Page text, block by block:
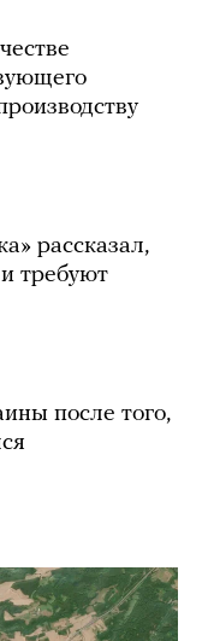
рассказал,
требуют
после того,